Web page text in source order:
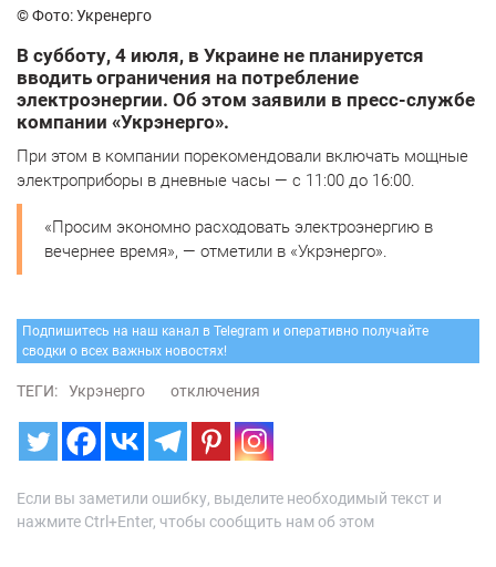
© Фото: Укренерго
В субботу, 4 июля, в Украине не планируется
вводить ограничения на потребление
электроэнергии. Об этом заявили в пресс-службе
компании «Укрэнерго».
При этом в компании порекомендовали включать мощные
электроприборы в дневные часы — с 11:00 до 16:00.
«Просим экономно расходовать электроэнергию в
вечернее время», — отметили в «Укрэнерго».
Подпишитесь на наш канал в Telegram и оперативно получайте
сводки о всех важных новостях!
ТЕГИ: Укрэнерго отключения
Если вы заметили ошибку, выделите необходимый текст и
нажмите Ctrl+Enter, чтобы сообщить нам об этом